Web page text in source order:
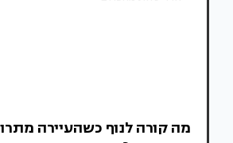
מה קורה לנוף כשהעיירה